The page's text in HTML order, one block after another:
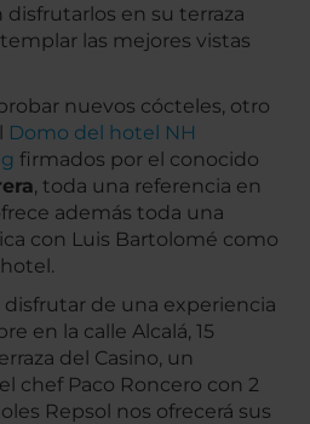
en su terraza
las mejores vistas
nuevos cócteles, otro
Domo del hotel NH
firmados por el conocido
, toda una referencia en
además toda una
con Luis Bartolomé como
de una experiencia
en la calle Alcalá, 15
del Casino, un
chef Paco Roncero con 2
Repsol nos ofrecerá sus